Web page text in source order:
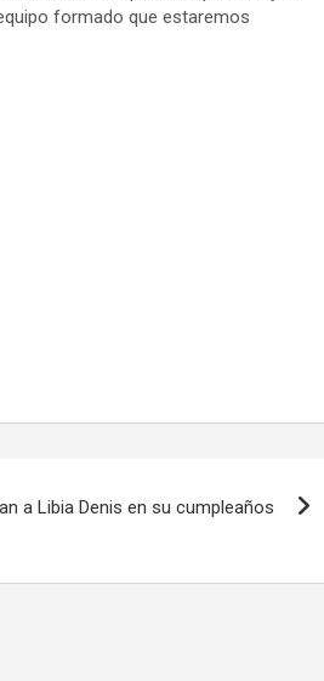
formado que estaremos
a Libia Denis en su cumpleaños